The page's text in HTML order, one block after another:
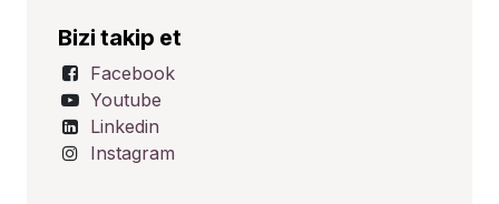
Bizi takip et
Facebook
Youtube
Linkedin
Instagram